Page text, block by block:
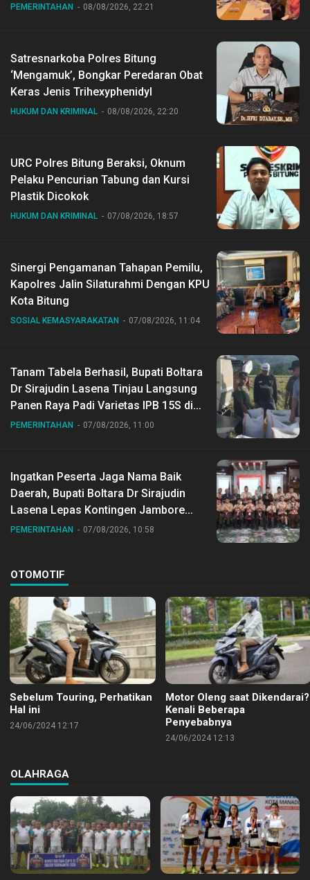
PEMERINTAHAN 08/08/2026, 22:21
Satresnarkoba Polres Bitung
‘Mengamuk’, Bongkar Peredaran Obat
Keras Jenis Trihexyphenidyl
HUKUM DAN KRIMINAL 08/08/2026, 22:20
URC Polres Bitung Beraksi, Oknum
Pelaku Pencurian Tabung dan Kursi
Plastik Dicokok
HUKUM DAN KRIMINAL 07/08/2026, 18:57
Sinergi Pengamanan Tahapan Pemilu,
Kapolres Jalin Silaturahmi Dengan KPU
Kota Bitung
SOSIAL KEMASYARAKATAN 07/08/2026, 11:04
Tanam Tabela Berhasil, Bupati Boltara
Dr Sirajudin Lasena Tinjau Langsung
Panen Raya Padi Varietas IPB 15S di
Desa Gihang
PEMERINTAHAN 07/08/2026, 11:00
Ingatkan Peserta Jaga Nama Baik
Daerah, Bupati Boltara Dr Sirajudin
Lasena Lepas Kontingen Jambore
Nasional ke XII di Buperta Cibubur
PEMERINTAHAN 07/08/2026, 10:58
OTOMOTIF
Sebelum Touring, Perhatikan
Hal ini
24/06/2024 12:17
Motor Oleng saat Dikendarai?
Kenali Beberapa
Penyebabnya
24/06/2024 12:13
OLAHRAGA